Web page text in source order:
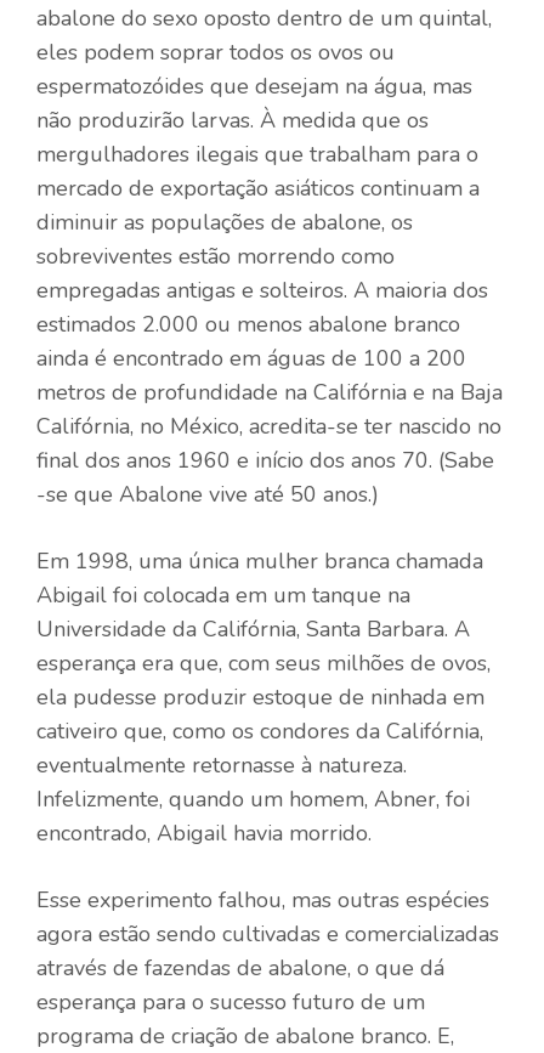
abalone do sexo oposto dentro de um quintal,
eles podem soprar todos os ovos ou
espermatozóides que desejam na água, mas
não produzirão larvas. À medida que os
mergulhadores ilegais que trabalham para o
mercado de exportação asiáticos continuam a
diminuir as populações de abalone, os
sobreviventes estão morrendo como
empregadas antigas e solteiros. A maioria dos
estimados 2.000 ou menos abalone branco
ainda é encontrado em águas de 100 a 200
metros de profundidade na Califórnia e na Baja
Califórnia, no México, acredita-se ter nascido no
final dos anos 1960 e início dos anos 70. (Sabe
-se que Abalone vive até 50 anos.)
Em 1998, uma única mulher branca chamada
Abigail foi colocada em um tanque na
Universidade da Califórnia, Santa Barbara. A
esperança era que, com seus milhões de ovos,
ela pudesse produzir estoque de ninhada em
cativeiro que, como os condores da Califórnia,
eventualmente retornasse à natureza.
Infelizmente, quando um homem, Abner, foi
encontrado, Abigail havia morrido.
Esse experimento falhou, mas outras espécies
agora estão sendo cultivadas e comercializadas
através de fazendas de abalone, o que dá
esperança para o sucesso futuro de um
programa de criação de abalone branco. E,